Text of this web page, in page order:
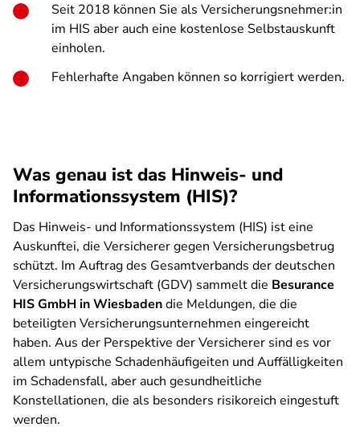
Seit 2018 können Sie als Versicherungsnehmer:in
im HIS aber auch eine kostenlose Selbstauskunft
einholen.
Fehlerhafte Angaben können so korrigiert werden.
Was genau ist das Hinweis- und
Informationssystem (HIS)?
Das Hinweis- und Informationssystem (HIS) ist eine
Auskunftei, die Versicherer gegen Versicherungsbetrug
schützt. Im Auftrag des Gesamtverbands der deutschen
Versicherungswirtschaft (GDV) sammelt die Besurance
HIS GmbH in Wiesbadendie Meldungen, die die
beteiligten Versicherungsunternehmen eingereicht
haben. Aus der Perspektive der Versicherer sind es vor
allem untypische Schadenhäufigeiten und Auffälligkeiten
im Schadensfall, aber auch gesundheitliche
Konstellationen, die als besonders risikoreich eingestuft
werden.